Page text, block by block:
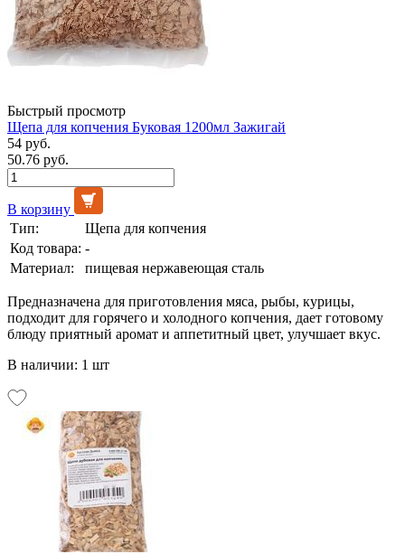
Быстрый просмотр
Щепа для копчения Буковая 1200мл Зажигай
54 руб.
50.76 руб.
В корзину
Тип:
Щепа для копчения
Код товара: -
Материал:
пищевая нержавеющая сталь
Предназначена для приготовления мяса, рыбы, курицы,
подходит для горячего и холодного копчения, дает готовому
блюду приятный аромат и аппетитный цвет, улучшает вкус.
В наличии: 1 шт